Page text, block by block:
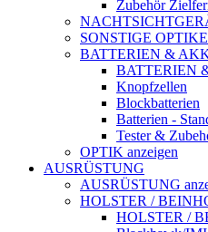
Zubehör
SONSTIGE
BATTERIEN &
BATTERIEN
Knopfzellen
Blockbatterien
Batterien -
Tester &
OPTIK anzeigen
AUSRÜSTUNG
AUSRÜSTUNG
HOLSTER /
HOLSTER /